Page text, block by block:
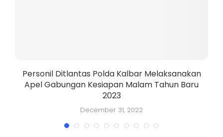
Personil Ditlantas Polda Kalbar Melaksanakan
Apel Gabungan Kesiapan Malam Tahun Baru
2023
December 31, 2022